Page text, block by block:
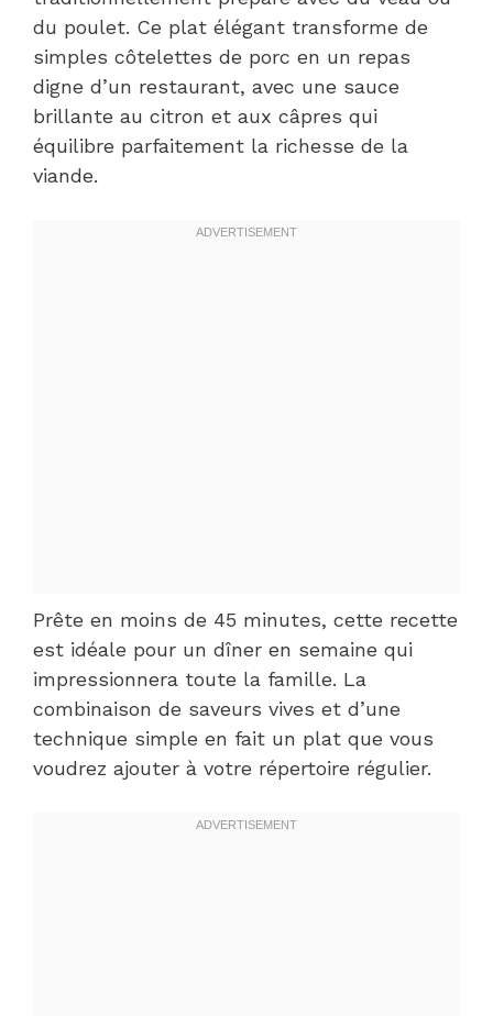
du poulet. Ce plat élégant transforme de
simples côtelettes de porc en un repas
digne d’un restaurant, avec une sauce
brillante au citron et aux câpres qui
équilibre parfaitement la richesse de la
viande.
Prête en moins de 45 minutes, cette recette
est idéale pour un dîner en semaine qui
impressionnera toute la famille. La
combinaison de saveurs vives et d’une
technique simple en fait un plat que vous
voudrez ajouter à votre répertoire régulier.